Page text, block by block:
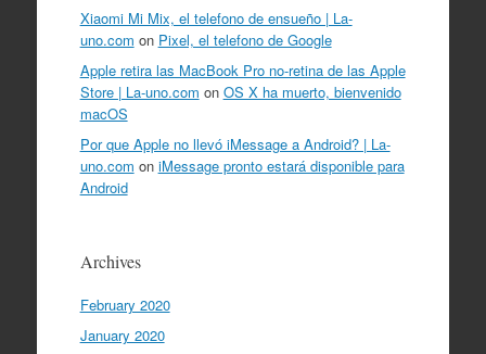
Xiaomi Mi Mix, el telefono de ensueño | La-
uno.com on Pixel, el telefono de Google
Apple retira las MacBook Pro no-retina de las Apple
Store | La-uno.com on OS X ha muerto, bienvenido
macOS
Por que Apple no llevó iMessage a Android? | La-
uno.com on iMessage pronto estará disponible para
Android
Archives
February 2020
January 2020